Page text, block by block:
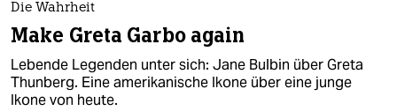
Die Wahrheit
Make Greta Garbo again
Lebende Legenden unter sich: Jane Bulbin über Greta
Thunberg. Eine amerikanische Ikone über eine junge
Ikone von heute.